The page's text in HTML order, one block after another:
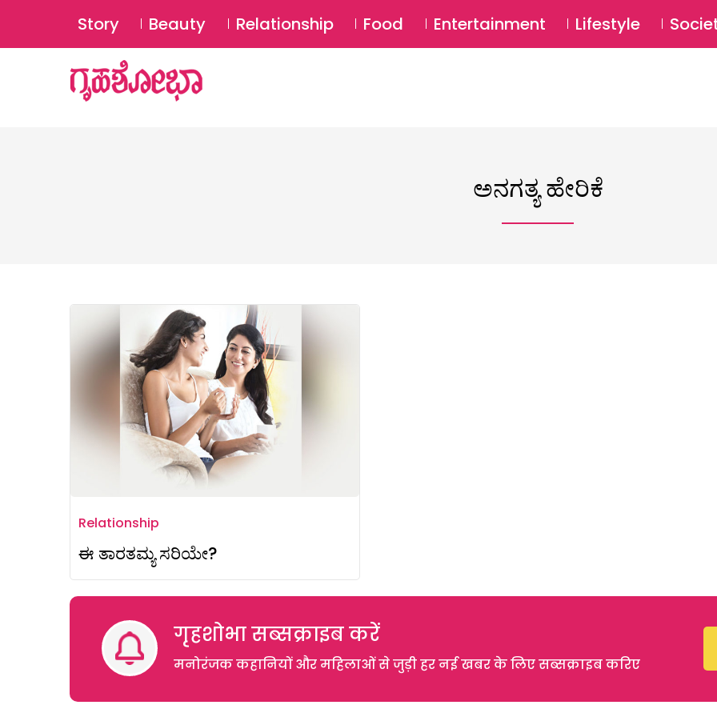
Story Beauty Relationship Food Entertainment Lifestyle
ಅನಗತ್ಯ ಹೇರಿಕೆ
Relationship
ಈ ತಾರತಮ್ಯ ಸರಿಯೇ?
गृहशोभा सब्सक्राइब करें
मनोरंजक कहानियों और महिलाओं से जुड़ी हर नई खबर के लिए सब्सक्राइब करिए